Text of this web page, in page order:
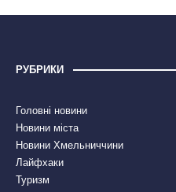
РУБРИКИ
Головні новини
Новини міста
Новини Хмельниччини
Лайфхаки
Туризм